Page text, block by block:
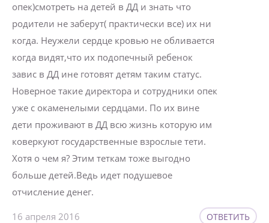
опек)смотреть на детей в ДД и знать что
родители не заберут( практически все) их ни
когда. Неужели сердце кровью не обливается
когда видят,что их подопечный ребенок
завис в ДД ине готовят детям таким статус.
Новерное такие директора и сотрудники опек
уже с окаменелыми сердцами. По их вине
дети проживают в ДД всю жизнь которую им
коверкуют государственные взрослые тети.
Хотя о чем я? Этим теткам тоже выгодно
больше детей.Ведь идет подушевое
отчисление денег.
16 апреля 2016 ОТВЕТИТЬ